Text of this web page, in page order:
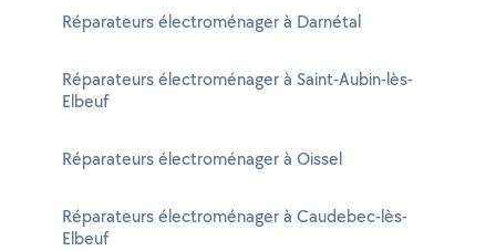
Réparateurs électroménager à Darnétal
Réparateurs électroménager à Saint-Aubin-lès-
Elbeuf
Réparateurs électroménager à Oissel
Réparateurs électroménager à Caudebec-lès-
Elbeuf